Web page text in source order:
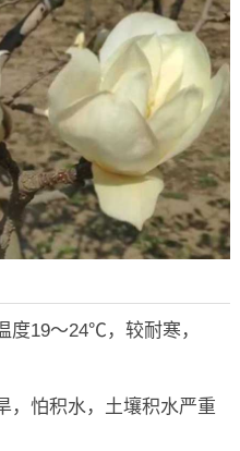
度19～24℃，较耐寒，
，怕积水，土壤积水严重